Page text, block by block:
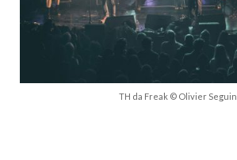
TH da Freak © Olivier Seguin